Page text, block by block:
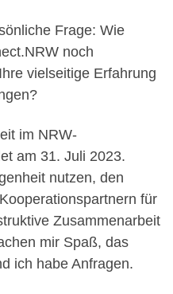
Frage: Wie
noch
vielseitige Erfahrung
im NRW-
am 31. Juli 2023.
nutzen, den
für
Zusammenarbeit
mir Spaß, das
ich habe Anfragen.